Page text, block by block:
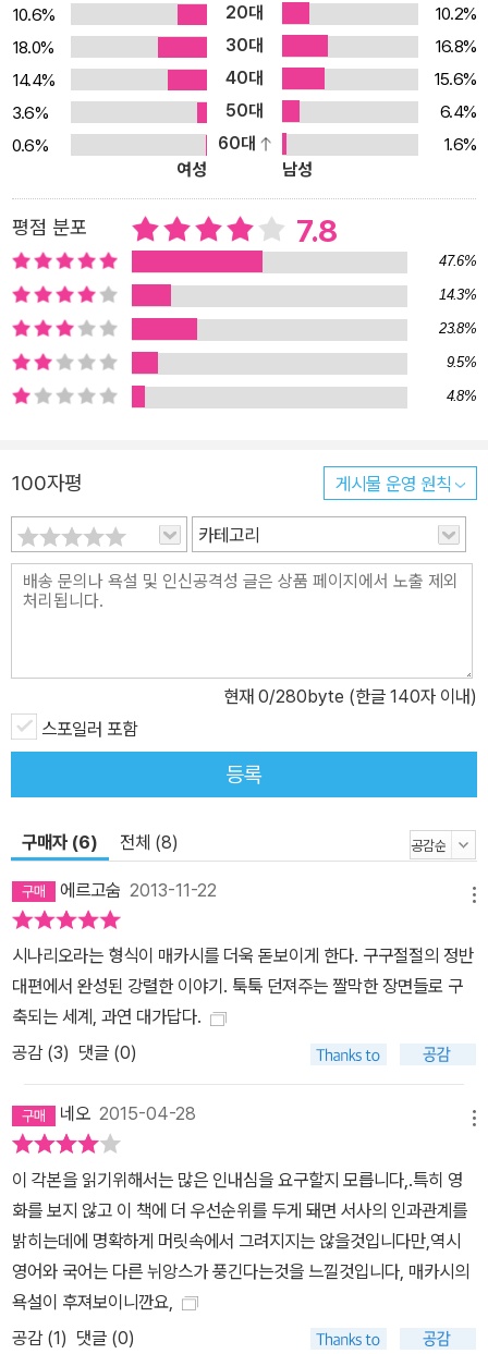
이 만들어 낸 괴물 같은 세상 멕시코 후아레스. 미국 텍사스 주 서부
끝에 위치한 엘패소와 강을 사이에 두고 마주한 국경 도시이다. 마약
밀매 조직이 기승을 부리면서 1993년부터 여성 대상 강간, 살인 사건
이 수백 건 발생하여 악명을 떨친 곳이다. 또한 2007년부터 멕시코
마약 밀매 조직들 간의 세력 다툼, 마약 밀매 조직과 멕시코 정부 간의
대립으로 마약 전쟁의 주무대가 되면서 보복 살인 또한 급증하여 세
계에서 가장 많은 살인 사건이 발생하는 도시로 알려진 곳이다. 매카
시는 작품 속에서 이 지역을 언급하면서, 세상이란 자기 자신이 만드
는 곳이며, 인간의 탐욕이 만들어 낸 그 세상 한쪽에서 얼마나 잔인한
사건들이 벌어지고 있는지를 정면으로 다루고 있다. 끝없는 탐욕을
지닌 인간, 그러나 그것이 가져온 결과 앞에서 한없이 작아지며 공포
에 떠는 인간, 이것이 『카운슬러』가 그리고 있는 세상이다. 주인공 ‘변
호사’는 연인 로라에게 프러포즈하고 둘은 죽을 때까지 함께하기로
약속한다. 평범한 변호사였던 그는 그동안 거부해 왔던 유혹의 손길
한다. 로라와 함께할 앞으로의 인생을 좀 더 화려하게 만들려는 욕망
때문이었다. 이 일에 바람둥이 마약 중개인 웨스트레이도 끼어든다.
어둠의 세계에서 활개 치는 이 셋 중에서도 특히 말키나는 냉정하고
어딘지 모르게 기괴한 면이 있는 여자다. 라이너는 작은 전기 모터가
달린 철사 올가미 ‘볼리토’에 대한 이야기를 들려준다. 누구의 눈에도
고하지만 그는 귀담아 듣지 않는다. 한편으로 웨스트레이와 말키나,
라이너는 과거에 모종의 관계를 맺었음이 암시된다. 마침내 이들은
각자의 속셈으로 2천만 달러어치의 마약 밀반입을 시도한다. 분뇨차
속 드럼통에 담긴 채 무사히 국경을 넘은 마약. 그러나 누군가의 배신
호사가 배신자로 찍혔다는 말만 남긴 채 웨스트레이는 사라진다. 그
그러나 로라는 납치되어 연락이 끊어지고, 초조하게 그녀를 찾아다니
던 변호사에게 한 장의 DVD가 배달된다. 그는 웨스트레이에게 들었
던 이야기들을 떠올리며 공포에 휩싸인다. 코맥 매카시는 지금까지
인간 존재의 가장 어두운 부분, 인간성의 가장 어두운 구석에서 가장
가치 있는 진실을 발견해 왔다. 이 작품에서도 역시 가장 최악의 상태
에 있는 인간성을 그리고 있다. 이 세상에 악은 존재한다는 것, 그리고
그 악은 인간 자신이 만들었다는 것. 외면해 버리고 싶은 불편한 진실
을 매카시는 정면으로 응시하게 만든다. 인간은 자신이 만들어 낸 괴
물과도 같은 그 악에 어떻게 대면해야 하는가? 불안하고 불편한 진실
로 가득한 비극 속으로 그는 독자들을 이끌고 들어간다. 아카데미와
골든 글로브를 석권한 「노인을 위한 나라는 없다」, 「더 로드」 등의 원
작자로도 유명한 코맥 매카시의 이번 작품 역시 영화화되어 오는 11
월 14일 개봉 예정이다. 「에일리언」, 「블레이드 러너」, 「글래디에이
터」, 「델마와 루이스」를 연출한 리들리 스콧이 감독을 맡고, 변호사 역
에 「셰임」을 통해 제68회 베니스 영화제 남우주연상을 수상한 마이
10.6% 20대
10.2%
18.0%
30대
16.8%
14.4%
40대
15.6%
3.6%
50대
6.4%
0.6%
60대
1.6%
여성
남성
평점 분포 7.8
47.6%
14.3%
23.8%
9.5%
4.8%
100자평 게시물 운영 원칙
카테고리
현재 0/280byte (한글 140자 이내)
스포일러 포함
등록
구매자 (6) 전체 (8)
에르고숨 2013-11-22
시나리오라는 형식이 매카시를 더욱 돋보이게 한다. 구구절절의 정반
대편에서 완성된 강렬한 이야기. 툭툭 던져주는 짤막한 장면들로 구
축되는 세계, 과연 대가답다.
공감 (3) 댓글 (0)
네오 2015-04-28
이 각본을 읽기위해서는 많은 인내심을 요구할지 모릅니다,.특히 영
화를 보지 않고 이 책에 더 우선순위를 두게 돼면 서사의 인과관계를
밝히는데에 명확하게 머릿속에서 그려지지는 않을것입니다만,역시
영어와 국어는 다른 뉘앙스가 풍긴다는것을 느낄것입니다, 매카시의
욕설이 후져보이니깐요,
공감 (1) 댓글 (0)